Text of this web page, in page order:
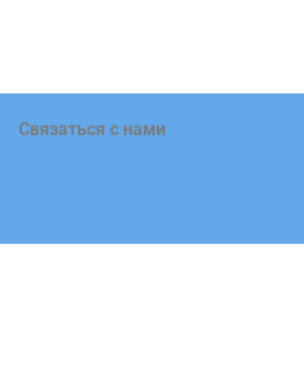
Связаться с нами